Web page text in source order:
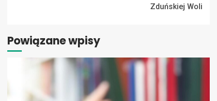
Zduńskiej Woli
Powiązane wpisy